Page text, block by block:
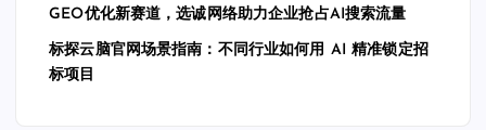
GEO优化新赛道，选诚网络助力企业抢占AI搜索流量
标探云脑官网场景指南：不同行业如何用 AI 精准锁定招
标项目